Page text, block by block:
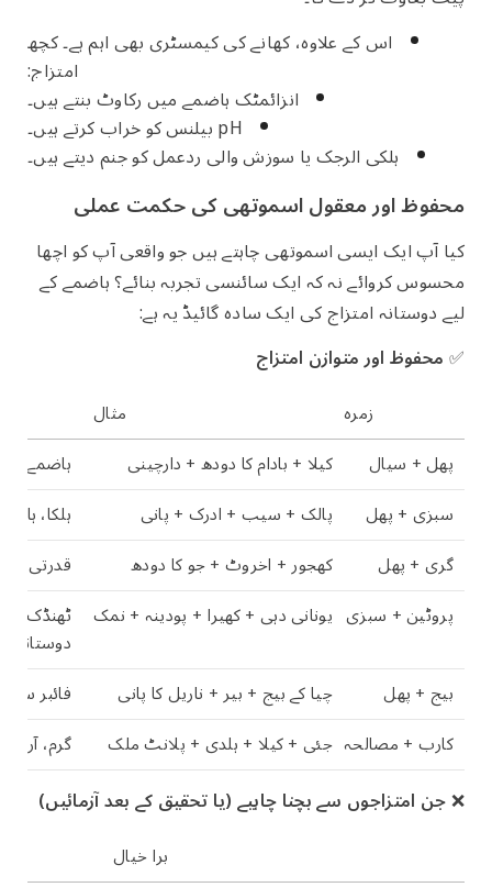
اس کے علاوہ، کھانے کی کیمسٹری بھی اہم ہے۔ کچھ
امتزاج:
انزائمٹک ہاضمے میں رکاوٹ بنتے ہیں۔
pH بیلنس کو خراب کرتے ہیں۔
ہلکی الرجک یا سوزش والی ردعمل کو جنم دیتے ہیں۔
محفوظ اور معقول اسموتھی کی حکمت عملی
کیا آپ ایک ایسی اسموتھی چاہتے ہیں جو واقعی آپ کو اچھا
محسوس کروائے نہ کہ ایک سائنسی تجربہ بنائے؟ ہاضمے کے
لیے دوستانہ امتزاج کی ایک سادہ گائیڈ یہ ہے:
✅محفوظ اور متوازن امتزاج
زمرہ
مثال
پھل + سیال
کیلا + بادام کا دودھ + دارچینی
ہاضمے
سبزی + پھل
پالک + سیب + ادرک + پانی
ہلکا،
گری + پھل
کھجور + اخروٹ + جو کا دودھ
قدرتی
پروٹین + سبزی یونانی دہی + کھیرا + پودینہ + نمک ٹھنڈک
دوستانہ
بیج + پھل
چیا کے بیج + بیر + ناریل کا پانی
فائبر سے
کارب + مصالحہ جئی + کیلا + ہلدی + پلانٹ ملک گرم،
❌جن امتزاجوں سے بچنا چاہیے (یا تحقیق کے بعد آزمائیں)
برا خیال